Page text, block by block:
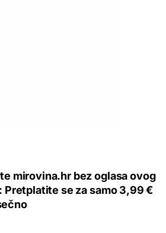
mirovina.hr bez oglasa ovog
Pretplatite se za samo 3,99 €